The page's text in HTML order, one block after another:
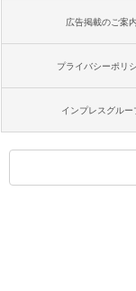
広告掲載のご案内
プライバシーポリ
インプレスグルー